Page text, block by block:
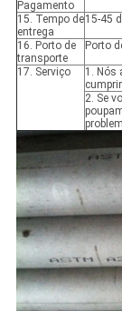
Pagamento
15. Tempo de
entrega
15-45
16. Porto de
transporte
Porto
17. Serviço
1. Nós
2. Se